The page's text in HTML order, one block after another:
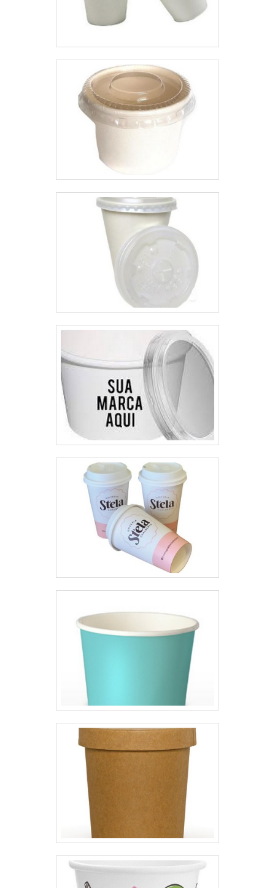
paletização de cargas
volumosas, proteção de itens
produtos em estoque, ele
oferece uma solução versátil,
econômica e ambientalmente
responsável para todas as suas
necessidades de embalagem.
para quem busca agilidade,
organização e segurança no
de materiais.